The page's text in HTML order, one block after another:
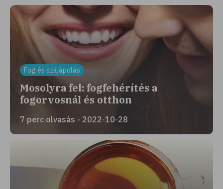
Fog és szájápolás
Mosolyra fel: fogfehérítés a
fogorvosnál és otthon
7 perc olvasás - 2022-10-28